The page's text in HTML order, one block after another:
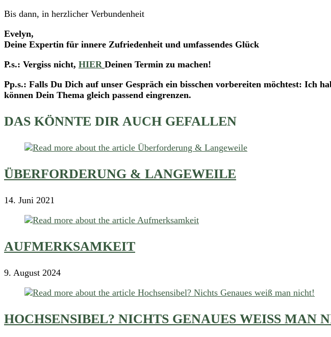
Bis dann, in herzlicher Verbundenheit
Evelyn,
Deine Expertin für innere Zufriedenheit und umfassendes Glück
P.s.: Vergiss nicht, HIER Deinen Termin zu machen!
Pp.s.: Falls Du Dich auf unser Gespräch ein bisschen vorbereiten möchtest: Ich
können Dein Thema gleich passend eingrenzen.
DAS KÖNNTE DIR AUCH GEFALLEN
ÜBERFORDERUNG & LANGEWEILE
14. Juni 2021
AUFMERKSAMKEIT
9. August 2024
HOCHSENSIBEL? NICHTS GENAUES WEISS MAN